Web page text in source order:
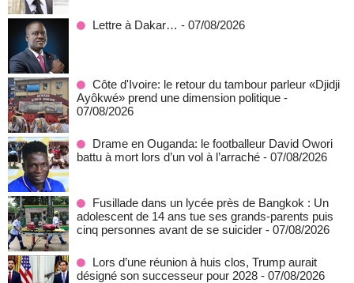
Lettre à Dakar… - 07/08/2026
Côte d'Ivoire: le retour du tambour parleur «Djidji
Ayôkwé» prend une dimension politique -
07/08/2026
Drame en Ouganda: le footballeur David Owori
battu à mort lors d’un vol à l’arraché - 07/08/2026
Fusillade dans un lycée près de Bangkok : Un
adolescent de 14 ans tue ses grands-parents puis
cinq personnes avant de se suicider - 07/08/2026
Lors d’une réunion à huis clos, Trump aurait
désigné son successeur pour 2028 - 07/08/2026